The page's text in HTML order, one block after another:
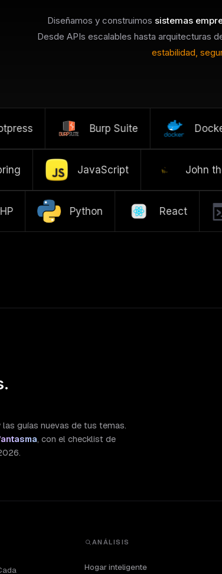
Diseñamos y construimos sistemas
Desde APIs escalables hasta arquitecturas
estabilidad,
Burp Suite Docker
JavaScript John
Python React
guías nuevas de tus temas.
, con el checklist de
ANÁLISIS
Hogar inteligente